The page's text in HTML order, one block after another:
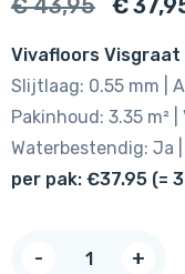
€43,95
was:
€ 43,95.
€
Vivafloors Visgraat
Slijtlaag: 0.55 mm |
Pakinhoud: 3.35 m²
Waterbestendig: Ja
per pak: €37.95 (=
- +